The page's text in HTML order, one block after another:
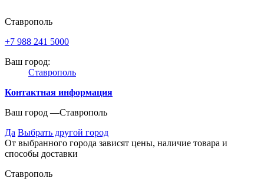
Ставрополь
+7 988 241 5000
Ваш город:
Ставрополь
Контактная информация
Ваш город —Ставрополь
Да Выбрать другой город
От выбранного города зависят цены, наличие товара и
способы доставки
Ставрополь